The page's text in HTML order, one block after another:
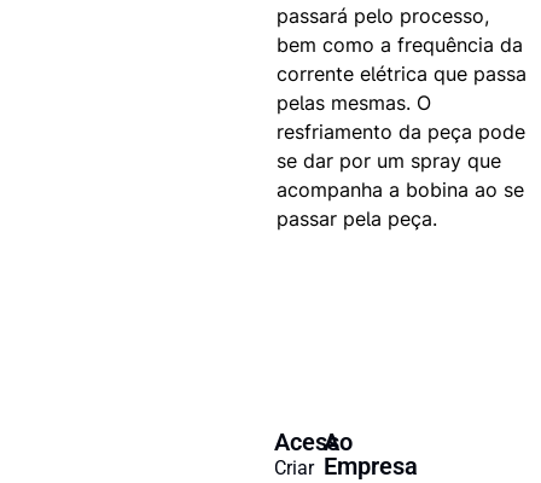
passará pelo processo,
bem como a frequência da
corrente elétrica que passa
pelas mesmas. O
resfriamento da peça pode
se dar por um spray que
acompanha a bobina ao se
passar pela peça.
Acesso
Criar
A
Empresa